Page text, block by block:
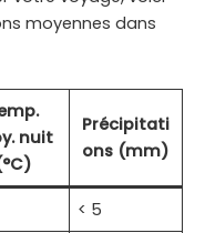
moyennes dans
nuit
Précipitati
ons (mm)
< 5